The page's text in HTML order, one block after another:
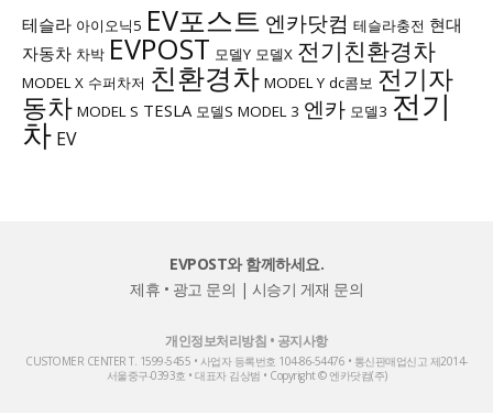
테슬라 아이오닉5 EV포스트 엔카닷컴 테슬라충전 현대
자동차 차박 EVPOST 모델Y 모델X 전기친환경차
MODEL X 수퍼차저 친환경차 MODEL Y dc콤보 전기자
동차 MODEL S TESLA 모델S MODEL 3 엔카 모델3 전기
차 EV
EVPOST와 함께하세요.
제휴 • 광고 문의 | 시승기 게재 문의
개인정보처리방침 • 공지사항
CUSTOMER CENTER T. 1599-5455 • 사업자 등록번호 104-86-54476 • 통신판매업신고 제2014-
서울중구-0393호 • 대표자 김상범 • Copyright © 엔카닷컴(주)